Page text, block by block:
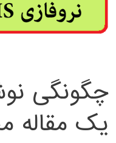
چگونگی
یک مقاله